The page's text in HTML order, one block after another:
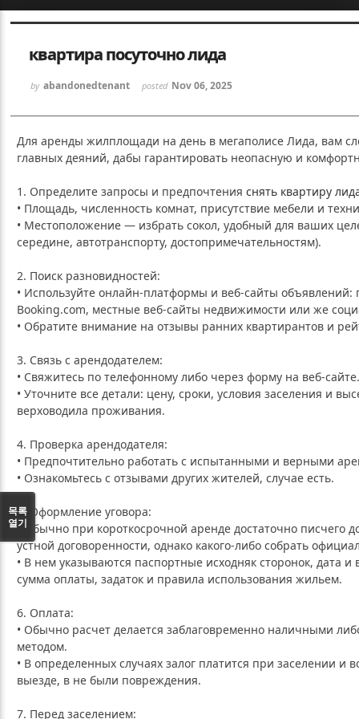
квартира посуточно лида
by abandonedtenant posted Nov 06, 2025
Для аренды жилплощади на день в мегаполисе Лида, вам
главных деяний, дабы гарантировать неопасную и
1. Определите запросы и предпочтенияснять квартиру
• Площадь, численность комнат, присутствие мебели и
• Местоположение — избрать сокол, удобный для ваших
середине, автотранспорту, достопримечательностям).
2. Поиск разновидностей:
• Используйте онлайн-платформы и веб-сайты
Booking.com, местные веб-сайты недвижимости или же
• Обратите внимание на отзывы ранних квартирантов и
3. Связь с арендодателем:
• Свяжитесь по телефонному либо через форму на веб-
• Уточните все детали: цену, сроки, условия заселения и
верховодила проживания.
4. Проверка арендодателя:
• Предпочтительно работать с испытанными и верными
• Ознакомьтесь с отзывами других жителей, случае есть.
5. Оформление уговора:
• Обычно при короткосрочной аренде достаточно писчего
устной договоренности, однако какого-либо собрать
• В нем указываются паспортные исходняк сторонок, дата и
сумма оплаты, задаток и правила использования жильем.
6. Оплата:
• Обычно расчет делается заблаговременно наличными
методом.
• В определенных случаях залог платится при заселении и
выезде, в не были повреждения.
7. Перед заселением:
목록
열기
Sketchbook5, 스케치북5
Sketchbook5, 스케치북5
Sketchbook5, 스케치북5
Sketchbook5, 스케치북5